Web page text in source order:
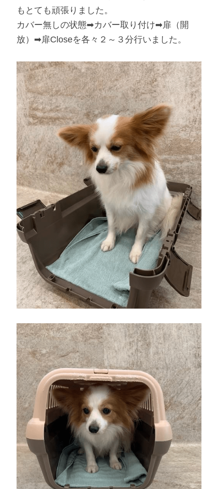
もとても頑張りました。
カバー無しの状態➡カバー取り付け➡扉（開
放）➡扉Closeを各々２～３分行いました。